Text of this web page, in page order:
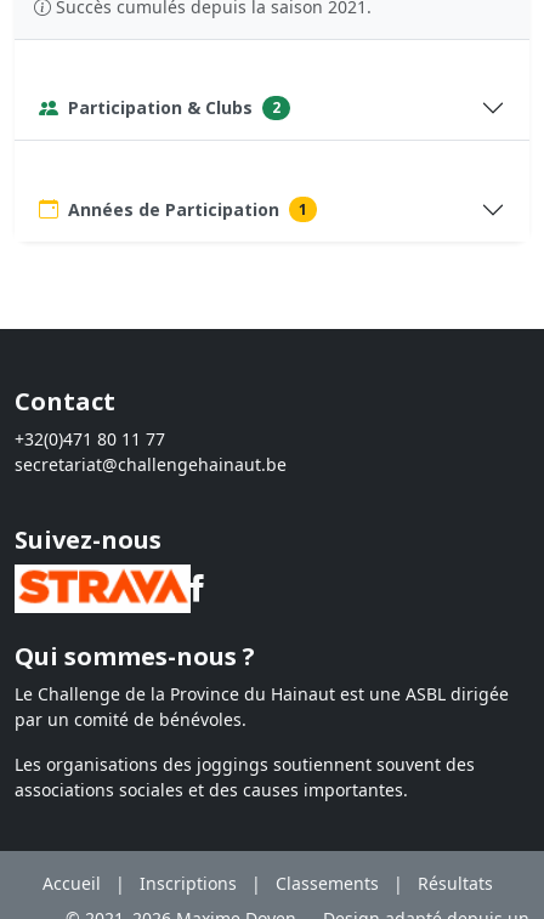
Succès cumulés depuis la saison 2021.
Participation & Clubs 2
Années de Participation 1
Contact
+32(0)471 80 11 77
secretariat@challengehainaut.be
Suivez-nous
Qui sommes-nous ?
Le Challenge de la Province du Hainaut est une ASBL dirigée
par un comité de bénévoles.
Les organisations des joggings soutiennent souvent des
associations sociales et des causes importantes.
Accueil | Inscriptions | Classements |
Résultats